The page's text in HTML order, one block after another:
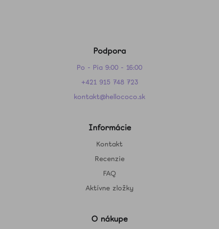
Podpora
Po - Pia 9:00 - 16:00
+421 915 748 723
kontakt@hellococo.sk
Informácie
Kontakt
Recenzie
FAQ
Aktívne zložky
O nákupe